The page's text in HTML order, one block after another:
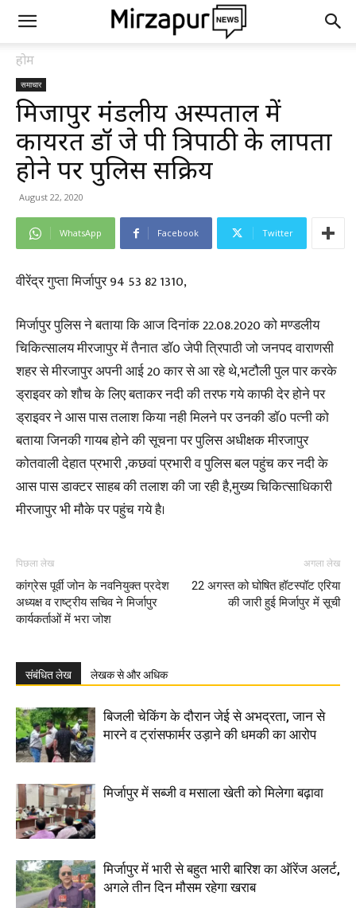
होम
समाचार
मिर्जापुर मंडलीय अस्पताल में
कार्यरत डॉ जे पी त्रिपाठी के लापता
होने पर पुलिस सक्रिय
August 22, 2020
WhatsApp Facebook Twitter
वीरेंद्र गुप्ता मिर्जापुर 94 53 82 1310,
मिर्जापुर पुलिस ने बताया कि आज दिनांक 22.08.2020 को मण्डलीय
चिकित्सालय मीरजापुर में तैनात डॉ0 जेपी त्रिपाठी जो जनपद वाराणसी
शहर से मीरजापुर अपनी आई 20 कार से आ रहे थे,भटौली पुल पार करके
ड्राइवर को शौच के लिए बताकर नदी की तरफ गये काफी देर होने पर
ड्राइवर ने आस पास तलाश किया नही मिलने पर उनकी डॉ0 पत्नी को
बताया जिनकी गायब होने की सूचना पर पुलिस अधीक्षक मीरजापुर
कोतवाली देहात प्रभारी ,कछवां प्रभारी व पुलिस बल पहुंच कर नदी के
आस पास डाक्टर साहब की तलाश की जा रही है,मुख्य चिकित्साधिकारी
मीरजापुर भी मौके पर पहुंच गये है।
पिछला लेख
कांग्रेस पूर्वी जोन के नवनियुक्त प्रदेश
अध्यक्ष व राष्ट्रीय सचिव ने मिर्जापुर
कार्यकर्ताओं में भरा जोश
अगला लेख
22 अगस्त को घोषित हॉटस्पॉट एरिया
की जारी हुई मिर्जापुर में सूची
संबंधित लेख लेखक से और अधिक
बिजली चेकिंग के दौरान जेई से अभद्रता, जान से
मारने व ट्रांसफार्मर उड़ाने की धमकी का आरोप
मिर्जापुर में सब्जी व मसाला खेती को मिलेगा बढ़ावा
मिर्जापुर में भारी से बहुत भारी बारिश का ऑरेंज अलर्ट,
अगले तीन दिन मौसम रहेगा खराब